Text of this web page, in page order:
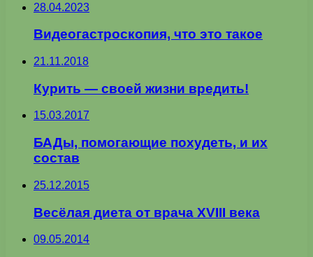
28.04.2023
Видеогастроскопия, что это такое
21.11.2018
Курить — своей жизни вредить!
15.03.2017
БАДы, помогающие похудеть, и их
состав
25.12.2015
Весёлая диета от врача XVIII века
09.05.2014